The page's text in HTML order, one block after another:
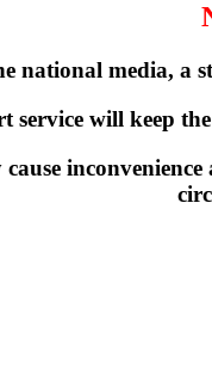
national media, a
service will keep